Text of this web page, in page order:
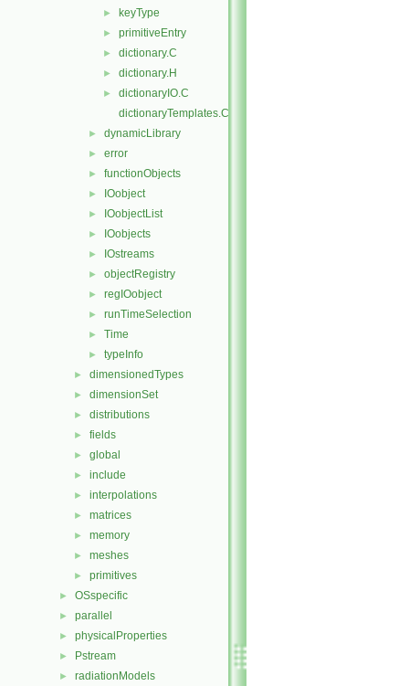
► keyType
► primitiveEntry
► dictionary.C
► dictionary.H
►
dictionaryIO.C
dictionaryTemplates.C
► dynamicLibrary
► error
► functionObjects
► IOobject
► IOobjectList
► IOobjects
► IOstreams
► objectRegistry
► regIOobject
► runTimeSelection
► Time
► typeInfo
► dimensionedTypes
► dimensionSet
► distributions
► fields
► global
► include
► interpolations
► matrices
► memory
► meshes
► primitives
► OSspecific
► parallel
► physicalProperties
► Pstream
► radiationModels